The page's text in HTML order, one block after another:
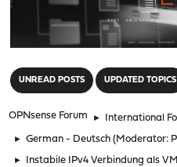
UNREAD POSTS UPDATED TOPICS
OPNsense Forum ► International
► German - Deutsch (Moderator:
► Instabile IPv4 Verbindung als